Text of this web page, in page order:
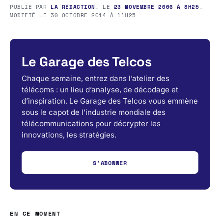
PUBLIÉ PAR LA RÉDACTION , LE 23 NOVEMBRE 2006 À 8H25,
MODIFIÉ LE30 OCTOBRE 2014 À 11H25
Le Garage des Telcos
Chaque semaine, entrez dans l’atelier des
télécoms : un lieu d’analyse, de décodage et
d’inspiration. Le Garage des Telcos vous emmène
sous le capot de l’industrie mondiale des
télécommunications pour décrypter les
innovations, les stratégies.
S'ABONNER
EN CE MOMENT